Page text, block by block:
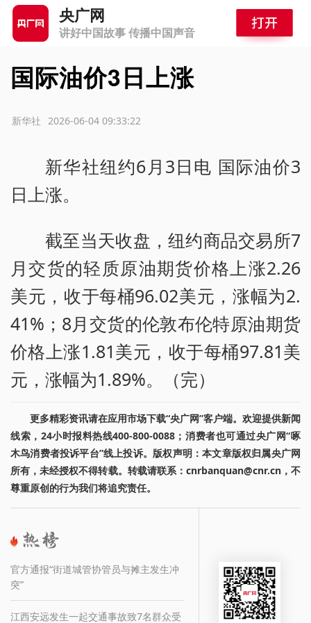
央广网
讲好中国故事 传播中国声音
国际油价3日上涨
2026-06-04 09:33:22
新华社
新华社纽约6月3日电 国际油价3
日上涨。
截至当天收盘，纽约商品交易所7
月交货的轻质原油期货价格上涨2.26
美元，收于每桶96.02美元，涨幅为2.
41%；8月交货的伦敦布伦特原油期货
价格上涨1.81美元，收于每桶97.81美
元，涨幅为1.89%。（完）
更多精彩资讯请在应用市场下载“央广网”客户端。欢迎提供新闻
线索，24小时报料热线400-800-0088；消费者也可通过央广网“啄
木鸟消费者投诉平台”线上投诉。版权声明：本文章版权归属央广网
所有，未经授权不得转载。转载请联系：cnrbanquan@cnr.cn，不
尊重原创的行为我们将追究责任。
官方通报“街道城管协管员与摊主发生冲
突”
江西安远发生一起交通事故致7名群众受